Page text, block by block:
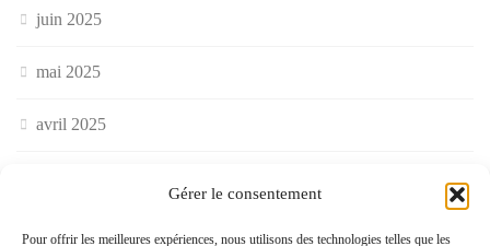
Gérer le consentement
Pour offrir les meilleures expériences, nous utilisons des technologies telles que les
juin 2025
mai 2025
avril 2025